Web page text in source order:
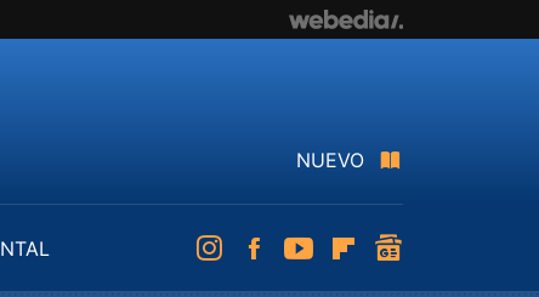
NUEVO
InstagramFacebookYoutubeFlipboard